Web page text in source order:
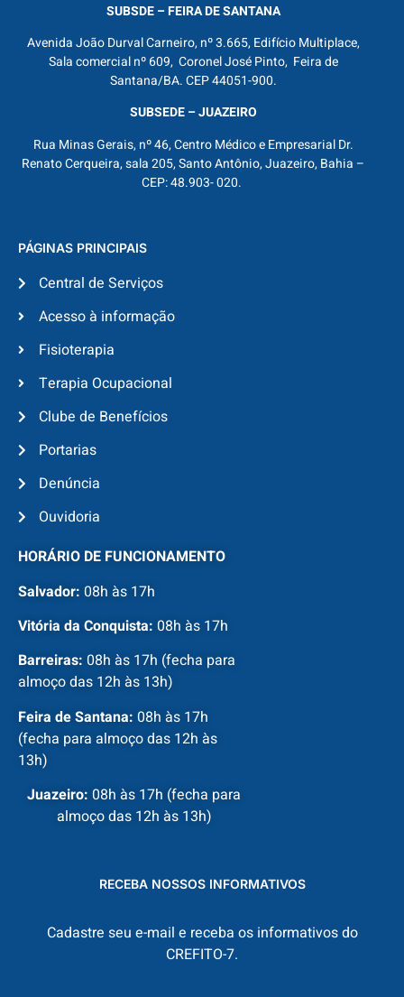
SUBSDE – FEIRA DE SANTANA
Avenida João Durval Carneiro, nº 3.665, Edifício Multiplace,
Sala comercial nº 609, Coronel José Pinto, Feira de
Santana/BA. CEP 44051-900.
SUBSEDE – JUAZEIRO
Rua Minas Gerais, nº 46, Centro Médico e Empresarial Dr.
Renato Cerqueira, sala 205, Santo Antônio, Juazeiro, Bahia –
CEP: 48.903- 020.
PÁGINAS PRINCIPAIS
Central de Serviços
Acesso à informação
Fisioterapia
Terapia Ocupacional
Clube de Benefícios
Portarias
Denúncia
Ouvidoria
HORÁRIO DE FUNCIONAMENTO
Salvador: 08h às 17h
Vitória da Conquista: 08h às 17h
Barreiras: 08h às 17h (fecha para
almoço das 12h às 13h)
Feira de Santana: 08h às 17h
(fecha para almoço das 12h às
13h)
Juazeiro: 08h às 17h (fecha para
almoço das 12h às 13h)
RECEBA NOSSOS INFORMATIVOS
Cadastre seu e-mail e receba os informativos do
CREFITO-7.